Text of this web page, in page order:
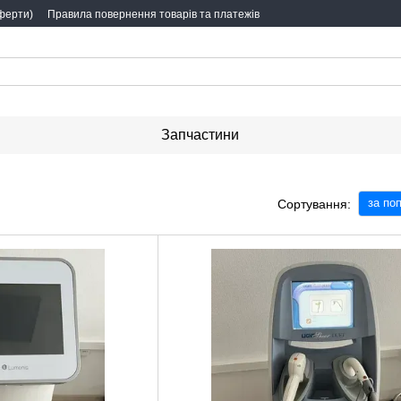
Правила повернення товарів та платежів
Запчастини
Сортування: за